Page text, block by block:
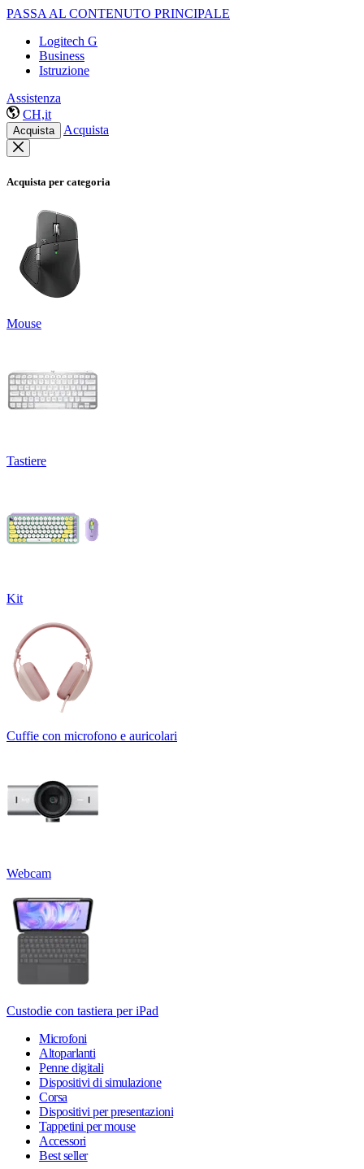
PASSA AL CONTENUTO PRINCIPALE
Logitech G
Business
Istruzione
Assistenza
CH,it
Acquista Acquista
Acquista per categoria
Mouse
Tastiere
Kit
Cuffie con microfono e auricolari
Webcam
Custodie con tastiera per iPad
Microfoni
Altoparlanti
Penne digitali
Dispositivi di simulazione
Corsa
Dispositivi per presentazioni
Tappetini per mouse
Accessori
Best seller